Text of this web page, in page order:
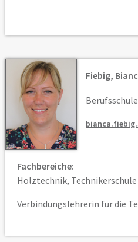
Fiebig,
Berufsschule
Fachbereiche:
Holztechnik, Technikerschule
Verbindungslehrerin für die